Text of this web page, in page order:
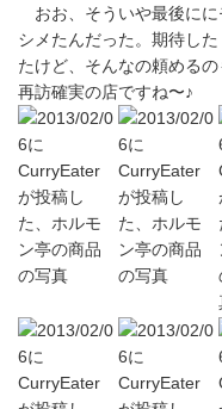
おお、そういや最後にに
シメたんだった。期待し
たけど、そんなの頼める
再訪確実の店ですね〜♪